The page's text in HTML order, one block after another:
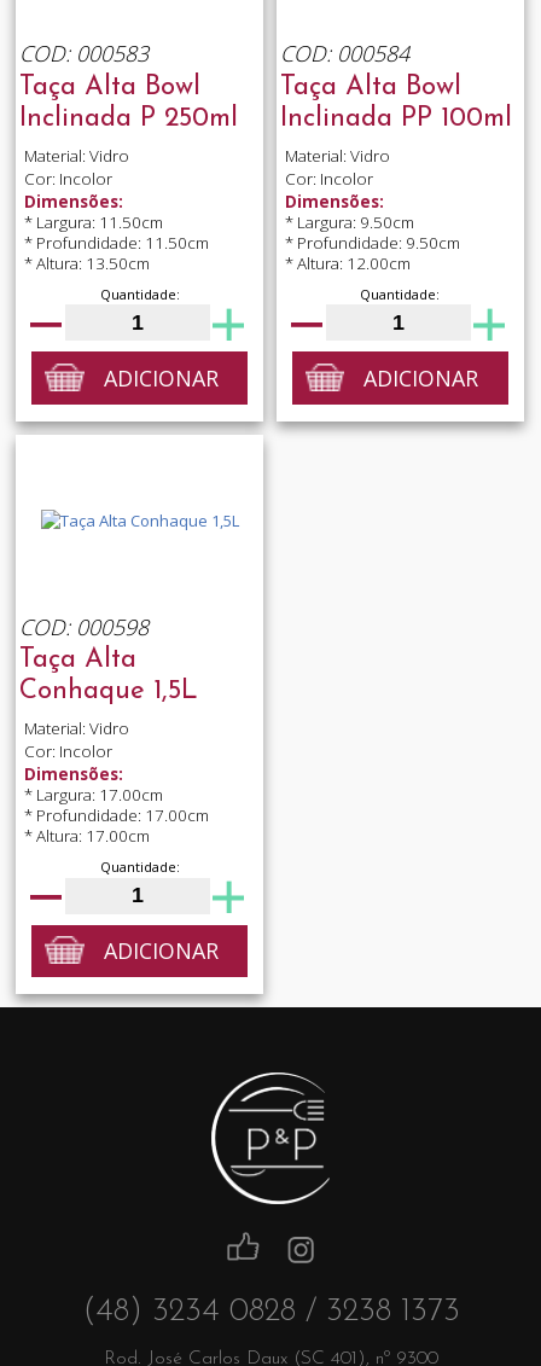
COD: 000583
Taça Alta Bowl
Inclinada P 250ml
Material: Vidro
Cor: Incolor
Dimensões:
* Largura: 11.50cm
* Profundidade: 11.50cm
* Altura: 13.50cm
Quantidade:
ADICIONAR
COD: 000584
Taça Alta Bowl
Inclinada PP 100ml
Material: Vidro
Cor: Incolor
Dimensões:
* Largura: 9.50cm
* Profundidade: 9.50cm
* Altura: 12.00cm
Quantidade:
ADICIONAR
COD: 000598
Taça Alta
Conhaque 1,5L
Material: Vidro
Cor: Incolor
Dimensões:
* Largura: 17.00cm
* Profundidade: 17.00cm
* Altura: 17.00cm
Quantidade:
ADICIONAR
(48) 3234 0828 / 3238 1373
Rod. José Carlos Daux (SC 401), nº 9300